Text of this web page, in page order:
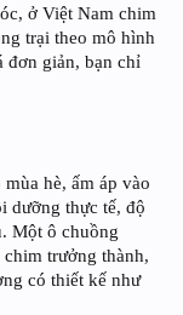
ở Việt Nam chim
trại theo mô hình
đơn giản, bạn chỉ
hè, ấm áp vào
dưỡng thực tế, độ
Một ô chuồng
trưởng thành,
có thiết kế như